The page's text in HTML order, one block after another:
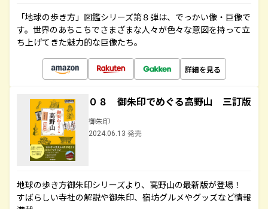
「地球の歩き方」図鑑シリーズ第８弾は、でっかい像・巨像で
す。世界のあちこちでさまざまな人々が色々な意図を持って立
ち上げてきた魅力的な巨像たち。
詳細を見る
０８ 御朱印でめぐる高野山 三訂版
御朱印
2024.06.13 発売
地球の歩き方御朱印シリーズより、高野山の最新版が登場！
すばらしい寺社の解説や御朱印、宿坊グルメやグッズなど情報